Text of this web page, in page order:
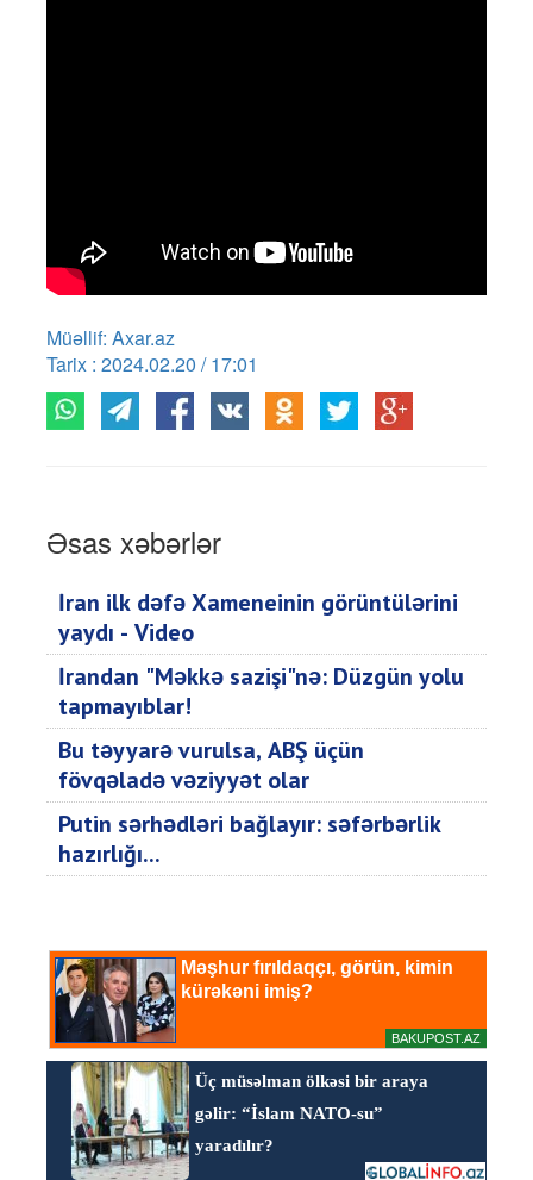
Müəllif: Axar.az
Tarix : 2024.02.20 / 17:01
Əsas xəbərlər
İran ilk dəfə Xameneinin görüntülərini
yaydı - Video
İrandan "Məkkə sazişi"nə: Düzgün yolu
tapmayıblar!
Bu təyyarə vurulsa, ABŞ üçün
fövqəladə vəziyyət olar
Putin sərhədləri bağlayır: səfərbərlik
hazırlığı...